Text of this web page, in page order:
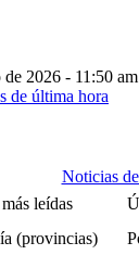
de 2026 - 11:50 am
Noticias
leídas
(provincias)